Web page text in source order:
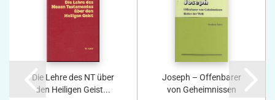
Die Lehre des NT über
den Heiligen Geist...
Joseph – Offenbarer
von Geheimnissen